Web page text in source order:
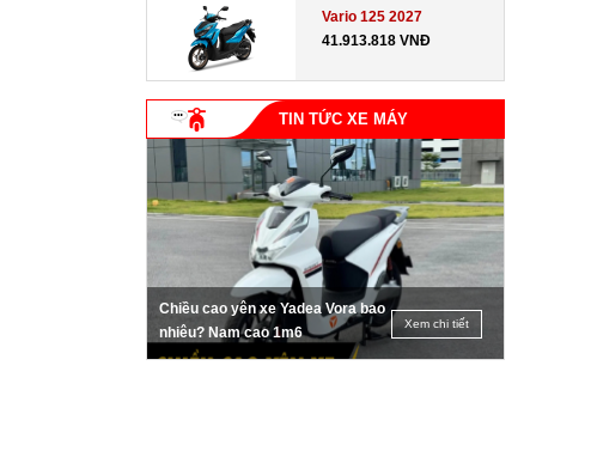
Vario 125 2027
41.913.818 VNĐ
TIN TỨC XE MÁY
Chiều cao yên xe Yadea Vora bao
nhiêu? Nam cao 1m6
Xem chi tiết